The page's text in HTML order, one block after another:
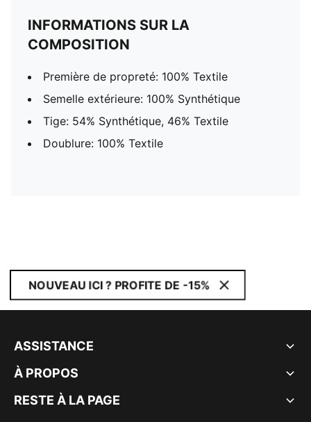
INFORMATIONS SUR LA
COMPOSITION
Première de propreté: 100% Textile
Semelle extérieure: 100% Synthétique
Tige: 54% Synthétique, 46% Textile
Doublure: 100% Textile
NOUVEAU ICI ? PROFITE DE -15%
ASSISTANCE
À PROPOS
RESTE À LA PAGE